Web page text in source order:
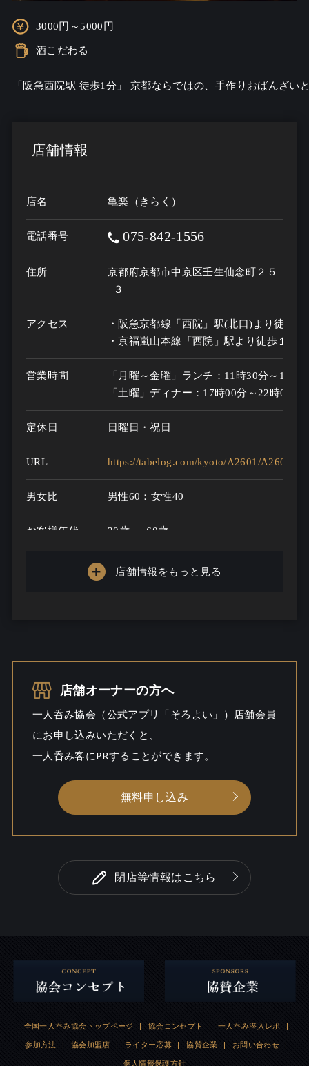
3000円～5000円
酒こだわる
「阪急西院駅 徒歩1分」 京都ならではの、手作りおばんざ
店舗情報
店名 亀楽（きらく）
電話番号 075-842-1556
住所
京都府京都市中京区壬生仙念町２５
−３
アクセス
・阪急京都線「西院」駅(北口)より徒歩１
・京福嵐山本線「西院」駅より徒歩１分
営業時間
「月曜～金曜」ランチ：11時30分～14
「土曜」ディナー：17時00分～22時00分
定休日 日曜日・祝日
URL https://tabelog.com/kyoto/A2601/A260401/
男女比 男性60：女性40
お客様年代 30歳 ～ 60歳
あり
お酒 酒こだわる
一人呑み
シーン
しっとり
店舗情報をもっと見る
店舗オーナーの方へ
一人呑み協会（公式アプリ「そろよい」）店舗会員
にお申し込みいただくと、
一人呑み客にPRすることができます。
無料申し込み
閉店等情報はこちら
全国一人呑み協会トップページ 協会コンセプト 一人呑み潜入レポ
参加方法 協会加盟店 ライター応募 協賛企業 お問い合わせ
個人情報保護方針